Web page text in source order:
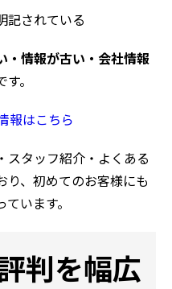
記されている
・情報が古い・会社情報
。
報はこちら
スタッフ紹介・よくある
り、初めてのお客様にも
います。
判を幅広